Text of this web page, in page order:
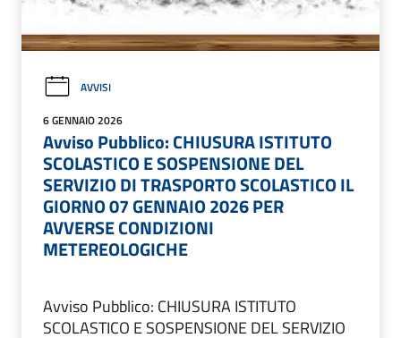
AVVISI
6 GENNAIO 2026
Avviso Pubblico: CHIUSURA ISTITUTO
SCOLASTICO E SOSPENSIONE DEL
SERVIZIO DI TRASPORTO SCOLASTICO IL
GIORNO 07 GENNAIO 2026 PER
AVVERSE CONDIZIONI
METEREOLOGICHE
Avviso Pubblico: CHIUSURA ISTITUTO
SCOLASTICO E SOSPENSIONE DEL SERVIZIO